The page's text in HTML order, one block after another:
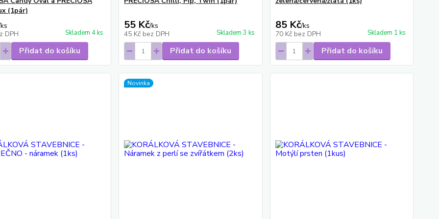
(1pár)
ks
DPH
Skladem 4 ks
Přidat do košíku
55 Kč/ks
45 Kč bez DPH Skladem 3 ks
Přidat do košíku
85 Kč/ks
70 Kč bez DPH Skladem 1 ks
Přidat do košíku
Novinka